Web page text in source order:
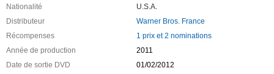
Nationalité
U.S.A.
Distributeur
Warner Bros. France
Récompenses
1 prix et 2 nominations
Année de production
2011
Date de sortie DVD
01/02/2012